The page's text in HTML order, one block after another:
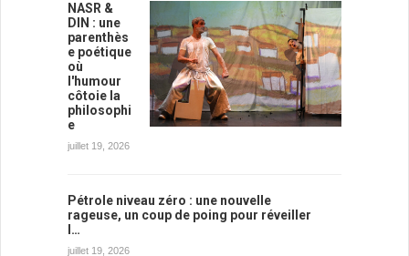
NASR &
DIN : une
parenthès
e poétique
où
l'humour
côtoie la
philosophi
e
juillet 19, 2026
Pétrole niveau zéro : une nouvelle
rageuse, un coup de poing pour réveiller
l…
juillet 19, 2026